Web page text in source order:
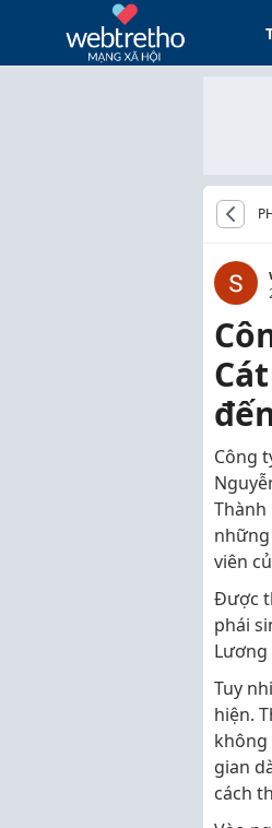
Công
viên
Được
phái
Lương
Tuy
hiện.
không
gian
cách